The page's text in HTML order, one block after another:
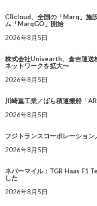
CBcloud、全国の「Marq」施
ム「MarqGO」開始
2026年8月5日
株式会社Univearth、倉吉運送
ネットワークを拡大〜
2026年8月5日
川崎重工業／ばら積運搬船「
2026年8月5日
フジトランスコーポレーショ
2026年8月5日
ネバーマイル：TGR Haas F1
した
2026年8月5日